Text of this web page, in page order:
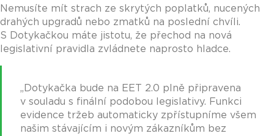
Nemusíte mít strach ze skrytých poplatků, nucených
drahých upgradů nebo zmatků na poslední chvíli.
S Dotykačkou máte jistotu, že přechod na nová
legislativní pravidla zvládnete naprosto hladce.
„Dotykačka bude na EET 2.0 plně připravena
v souladu s finální podobou legislativy. Funkci
evidence tržeb automaticky zpřístupníme všem
našim stávajícím i novým zákazníkům bez